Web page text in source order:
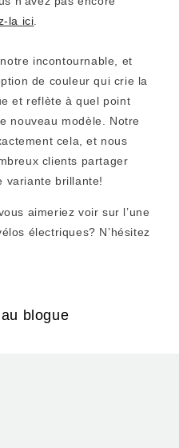
la ici
incontournable, et
de couleur qui crie la
et reflète à quel point
nouveau modèle. Notre
cela, et nous
clients partager
variante brillante!
aimeriez voir sur l’une
électriques? N’hésitez
blogue